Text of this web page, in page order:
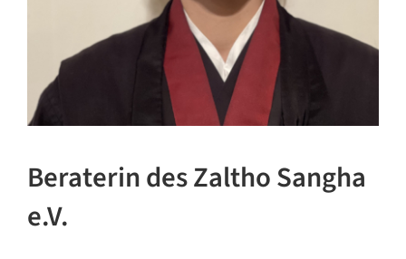
Beraterin des Zaltho Sangha
e.V.